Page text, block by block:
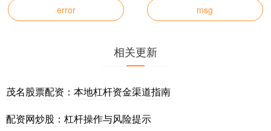
error msg
相关更新
茂名股票配资：本地杠杆资金渠道指南
配资网炒股：杠杆操作与风险提示